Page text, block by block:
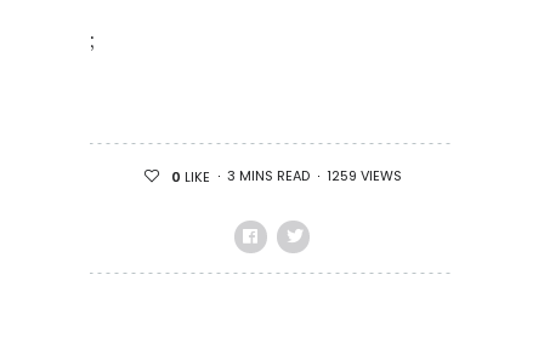
;
0 LIKE 3 MINS READ 1259 VIEWS